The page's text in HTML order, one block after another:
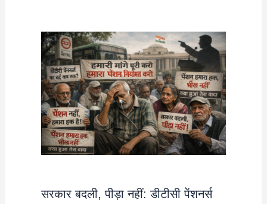
सरकार बदली, पीड़ा नहीं: डीटीसी पेंशनर्स